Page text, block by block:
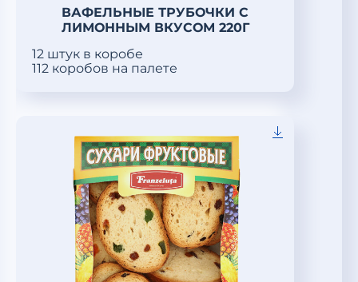
ВАФЕЛЬНЫЕ ТРУБОЧКИ С
ЛИМОННЫМ ВКУСОМ 220Г
12 штук в коробе
112 коробов на палете